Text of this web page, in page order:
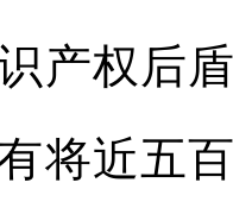
产权后
将近五